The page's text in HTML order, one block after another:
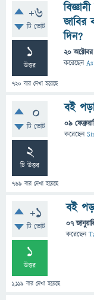
+6
টি ভোট
1
উত্তর
720 বার দেখা হয়েছে
জাবির
দিন?
20
করেছেন
0
টি ভোট
2
টি উত্তর
769 বার দেখা হয়েছে
বই
09
করেছেন
+1
টি ভোট
1
উত্তর
1,119 বার দেখা হয়েছে
বই
07
করেছেন